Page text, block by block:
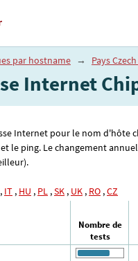
par hostname → Pays
Internet
Internet pour le nom d'hôte
le ping. Le changement
, IT , HU , PL ,SK , UK , RO ,CZ
Nombre de
tests